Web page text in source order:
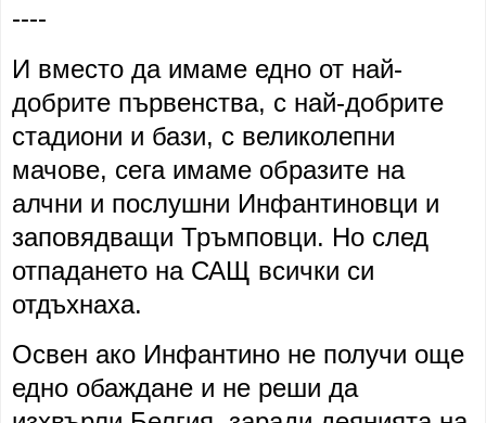
----
И вместо да имаме едно от най-
добрите първенства, с най-добрите
стадиони и бази, с великолепни
мачове, сега имаме образите на
алчни и послушни Инфантиновци и
заповядващи Тръмповци. Но след
отпадането на САЩ всички си
отдъхнаха.
Освен ако Инфантино не получи още
едно обаждане и не реши да